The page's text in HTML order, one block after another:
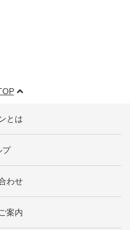
とは
プ
わせ
案内